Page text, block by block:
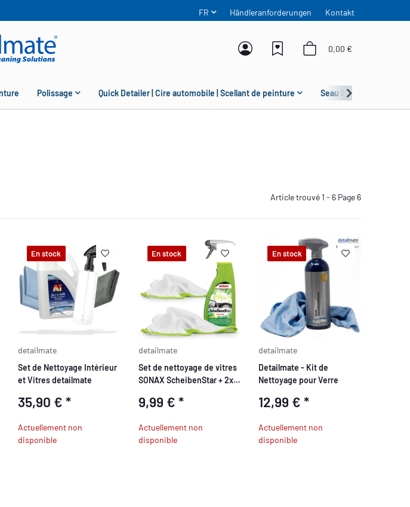
FR Händleranforderungen Kontakt
0,00 €
Polissage Quick Detailer | Cire automobile | Scellant de peinture Seau & Grit Guard
Article trouvé 1 - 6 Page 6
En stock
detailmate
Set de Nettoyage Intérieur
et Vitres detailmate
35,90 € *
Actuellement non
disponible
En stock
detailmate
Set de nettoyage de vitres
SONAX ScheibenStar + 2x
9,99 € *
Actuellement non
disponible
En stock
detailmate
Detailmate - Kit de
Nettoyage pour Verre
12,99 €*
Actuellement non
disponible